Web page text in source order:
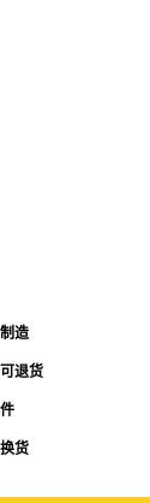
造
退货
货